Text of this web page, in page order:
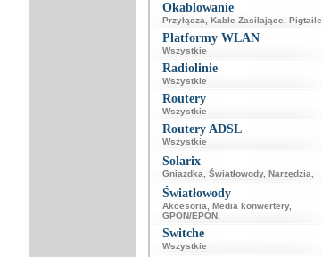
Okablowanie
Przyłącza Kable Zasilające Pigtaile
Platformy WLAN
Wszystkie
Radiolinie
Wszystkie
Routery
Wszystkie
Routery ADSL
Wszystkie
Solarix
Gniazdka Światłowody, Narzędzia
Światłowody
Akcesoria Media konwertery,
GPON/EPON,
Switche
Wszystkie